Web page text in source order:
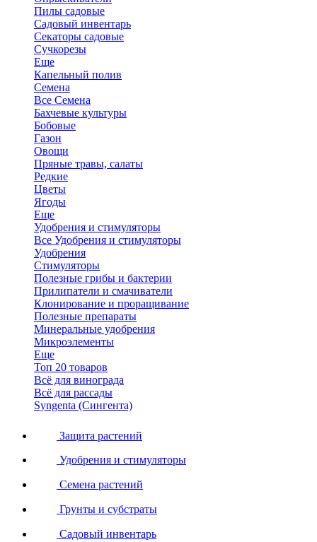
Пилы садовые
Садовый инвентарь
Секаторы садовые
Сучкорезы
Еще
Капельный полив
Семена
Все Семена
Бахчевые культуры
Бобовые
Газон
Овощи
Пряные травы, салаты
Редкие
Цветы
Ягоды
Еще
Удобрения и стимуляторы
Все Удобрения и стимуляторы
Удобрения
Стимуляторы
Полезные грибы и бактерии
Прилипатели и смачиватели
Клонирование и проращивание
Полезные препараты
Минеральные удобрения
Микроэлементы
Еще
Топ 20 товаров
Всё для винограда
Всё для рассады
Syngenta (Сингента)
Защита растений
Удобрения и стимуляторы
Семена растений
Грунты и субстраты
Садовый инвентарь